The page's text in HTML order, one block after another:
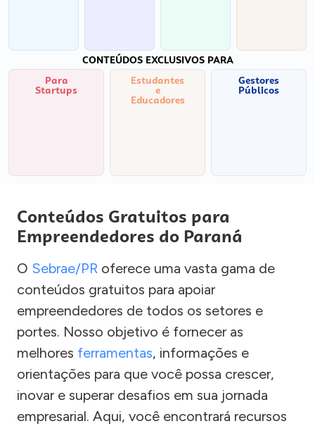
CONTEÚDOS EXCLUSIVOS PARA
Para
Startups
Estudantes
e
Educadores
Gestores
Públicos
Conteúdos Gratuitos para
Empreendedores do Paraná
O Sebrae/PR oferece uma vasta gama de
conteúdos gratuitos para apoiar
empreendedores de todos os setores e
portes. Nosso objetivo é fornecer as
melhores ferramentas, informações e
orientações para que você possa crescer,
inovar e superar desafios em sua jornada
empresarial. Aqui, você encontrará recursos